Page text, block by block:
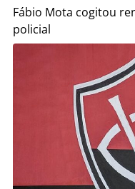
Fábio Mota cogitou
policial